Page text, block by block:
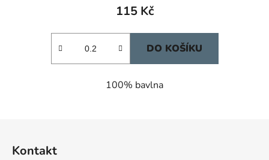
115 Kč
DO KOŠÍKU
100% bavlna
Kontakt